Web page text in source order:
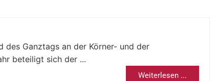
des Ganztags an der Körner- und der
beteiligt sich der ...
Weiterlesen ...